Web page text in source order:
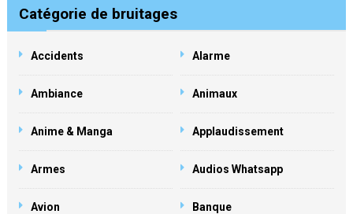
Catégorie de bruitages
Accidents Alarme
Ambiance Animaux
Anime & Manga Applaudissement
Armes Audios Whatsapp
Avion Banque